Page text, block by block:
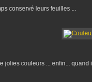
conservé leurs feuilles ...
jolies couleurs ... enfin...